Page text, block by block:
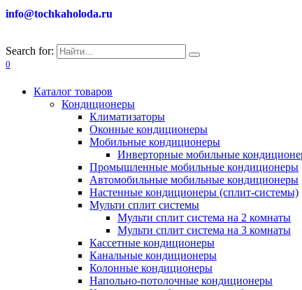
info@tochkaholoda.ru
Search for:
0
Каталог товаров
Кондиционеры
Климатизаторы
Оконные кондиционеры
Мобильные кондиционеры
Инверторные мобильные
Промышленные мобильные кондиционеры
Автомобильные мобильные кондиционеры
Настенные кондиционеры (сплит-системы)
Мульти сплит системы
Мульти сплит система на 2 комнаты
Мульти сплит система на 3 комнаты
Кассетные кондиционеры
Канальные кондиционеры
Колонные кондиционеры
Напольно-потолочные кондиционеры